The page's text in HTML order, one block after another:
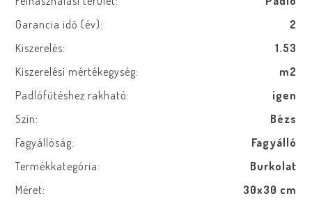
Garancia idő (év):
2
Kiszerelés:
1.53
Kiszerelési mértékegység:
m2
Padlófűtéshez rakható:
igen
Szín:
Bézs
Fagyállóság:
Fagyálló
Termékkategória:
Burkolat
Méret:
30x30 cm